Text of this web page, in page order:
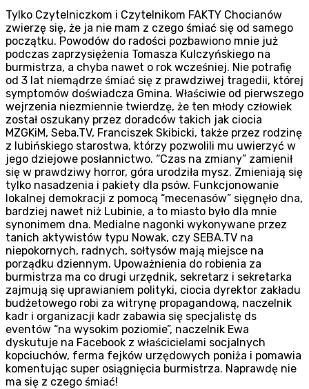
Tylko Czytelniczkom i Czytelnikom FAKTY Chocianów
zwierzę się, że ja nie mam z czego śmiać się od samego
początku. Powodów do radości pozbawiono mnie już
podczas zaprzysiężenia Tomasza Kulczyńskiego na
burmistrza, a chyba nawet o rok wcześniej. Nie potrafię
od 3 lat niemądrze śmiać się z prawdziwej tragedii, której
symptomów doświadcza Gmina. Właściwie od pierwszego
wejrzenia niezmiennie twierdzę, że ten młody człowiek
został oszukany przez doradców takich jak ciocia
MZGKiM, Seba.TV, Franciszek Skibicki, także przez rodzinę
z lubińskiego starostwa, którzy pozwolili mu uwierzyć w
jego dziejowe posłannictwo. “Czas na zmiany” zamienił
się w prawdziwy horror, góra urodziła mysz. Zmieniają się
tylko nasadzenia i pakiety dla psów. Funkcjonowanie
lokalnej demokracji z pomocą “mecenasów” sięgnęło dna,
bardziej nawet niż Lubinie, a to miasto było dla mnie
synonimem dna. Medialne nagonki wykonywane przez
tanich aktywistów typu Nowak, czy SEBA.TV na
niepokornych, radnych, sołtysów mają miejsce na
porządku dziennym. Upoważnienia do robienia za
burmistrza ma co drugi urzędnik, sekretarz i sekretarka
zajmują się uprawianiem polityki, ciocia dyrektor zakładu
budżetowego robi za witrynę propagandową, naczelnik
kadr i organizacji kadr zabawia się specjalistę ds
eventów “na wysokim poziomie”, naczelnik Ewa
dyskutuje na Facebook z właścicielami socjalnych
kopciuchów, ferma fejków urzędowych poniża i pomawia
komentując super osiągnięcia burmistrza. Naprawdę nie
ma się z czego śmiać!